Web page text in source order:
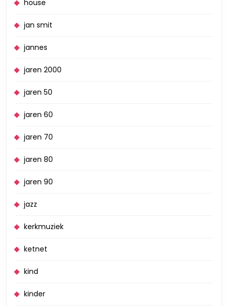
house
jan smit
jannes
jaren 2000
jaren 50
jaren 60
jaren 70
jaren 80
jaren 90
jazz
kerkmuziek
ketnet
kind
kinder